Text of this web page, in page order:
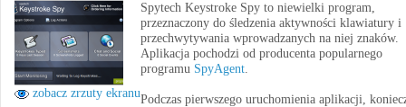
zobacz zrzuty ekranu
Spytech Keystroke Spy to niewielki program,
przeznaczony do śledzenia aktywności klawiatury i
przechwytywania wprowadzanych na niej znaków.
Aplikacja pochodzi od producenta popularnego
programu SpyAgent.
Podczas pierwszego uruchomienia aplikacji,